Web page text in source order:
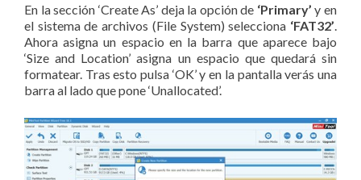
En la sección ‘Create As’ deja la opción de ‘Primary’ y en
el sistema de archivos (File System) selecciona ‘FAT32’.
Ahora asigna un espacio en la barra que aparece bajo
‘Size and Location’ asigna un espacio que quedará sin
formatear. Tras esto pulsa ‘OK’ y en la pantalla verás una
barra al lado que pone ‘Unallocated’.